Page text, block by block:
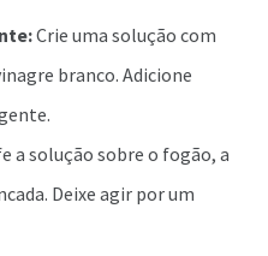
Crie uma solução com
branco. Adicione
a solução sobre o fogão, a
Deixe agir por um